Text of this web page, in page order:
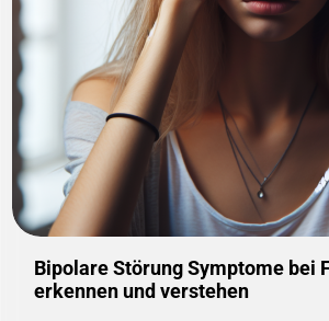
Bipolare Störung Symptome bei
erkennen und verstehen